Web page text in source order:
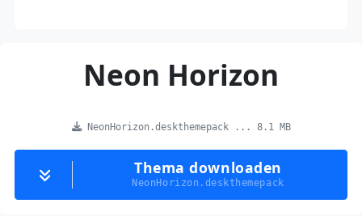
Neon Horizon
NeonHorizon.deskthemepack ... 8.1 MB
Thema downloaden
NeonHorizon.deskthemepack